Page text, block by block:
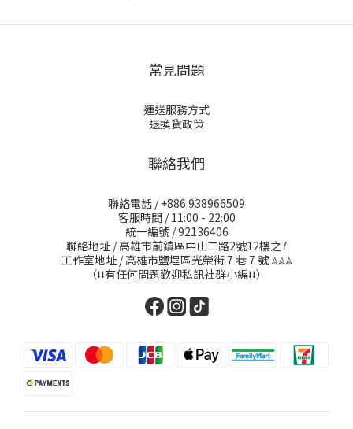
常見問題
運送服務方式
退換貨政策
聯絡我們
聯絡電話 / +886 938966509
客服時間 / 11:00 - 22:00
統一編號 / 92136406
聯絡地址 / 高雄市前鎮區中山二路2號12樓之7
工作室地址 / 高雄市鹽埕區光榮街 7 巷 7 號𖤂𖤂𖤂
（⭣⭣有任何問題歡迎私訊社群小編⭣⭣）